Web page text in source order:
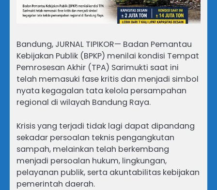
Bandung, JURNAL TIPIKOR— Badan Pemantau
Kebijakan Publik (BPKP) menilai kondisi Tempat
Pemrosesan Akhir (TPA) Sarimukti saat ini
telah memasuki fase kritis dan menjadi simbol
nyata kegagalan tata kelola persampahan
regional di wilayah Bandung Raya.
Krisis yang terjadi tidak lagi dapat dipandang
sekadar persoalan teknis pengangkutan
sampah, melainkan telah berkembang
menjadi persoalan hukum, lingkungan,
pelayanan publik, serta akuntabilitas kebijakan
pemerintah daerah.